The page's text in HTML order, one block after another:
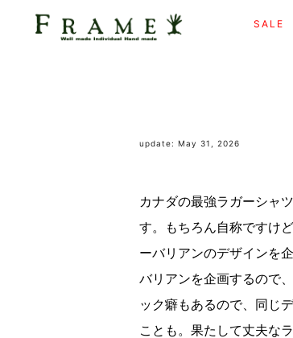
SALE
update: May 31, 2026
カナダの最強ラガーシャ
す。もちろん自称ですけ
ーバリアンのデザインを
バリアンを企画するので
ック癖もあるので、同じ
ことも。果たして丈夫な